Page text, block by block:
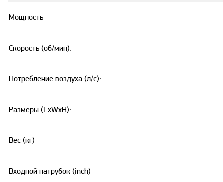
Мощность
Скорость (об/мин):
Потребление воздуха (л/с):
Размеры (LxWxH):
Вес (кг)
Входной патрубок (inch)